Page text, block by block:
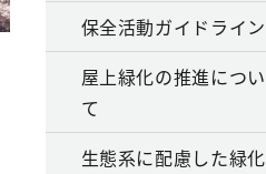
保全活動ガイドライン
屋上緑化の推進につい
て
生態系に配慮した緑化